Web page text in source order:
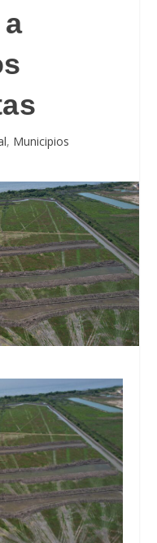
, Municipios